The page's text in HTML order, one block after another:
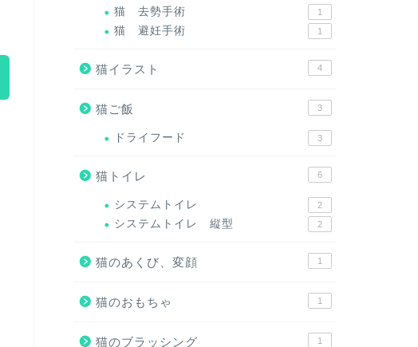
猫 去勢手術 1
猫 避妊手術 1
猫イラスト 4
猫ご飯 3
ドライフード 3
猫トイレ 6
システムトイレ 2
システムトイレ 縦型 2
猫のあくび、変顔 1
猫のおもちゃ 1
猫のブラッシング 1